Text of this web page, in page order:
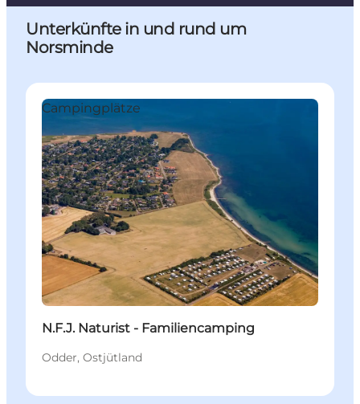
Unterkünfte in und rund um
Norsminde
N.F.J. Naturist - Familiencamping
Campingplätze
N.F.J. Naturist - Familiencamping
Odder, Ostjütland